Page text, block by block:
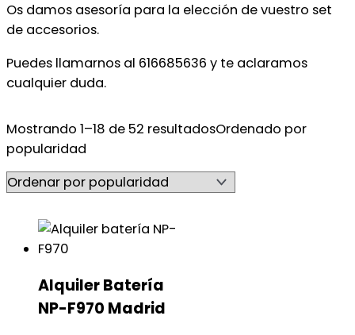
Os damos asesoría para la elección de vuestro set
de accesorios.
Puedes llamarnos al 616685636 y te aclaramos
cualquier duda.
Mostrando 1–18 de 52 resultadosOrdenado por
popularidad
Alquiler Batería
NP-F970 Madrid